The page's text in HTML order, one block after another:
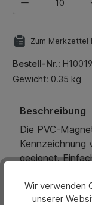
Zum Merkzettel
Bestell-Nr.:
Gewicht: 0.35 kg
Beschreibung
Die PVC-
Kennzeichnung
geeignet.
Eigenschaften
Wir verwenden
unserer